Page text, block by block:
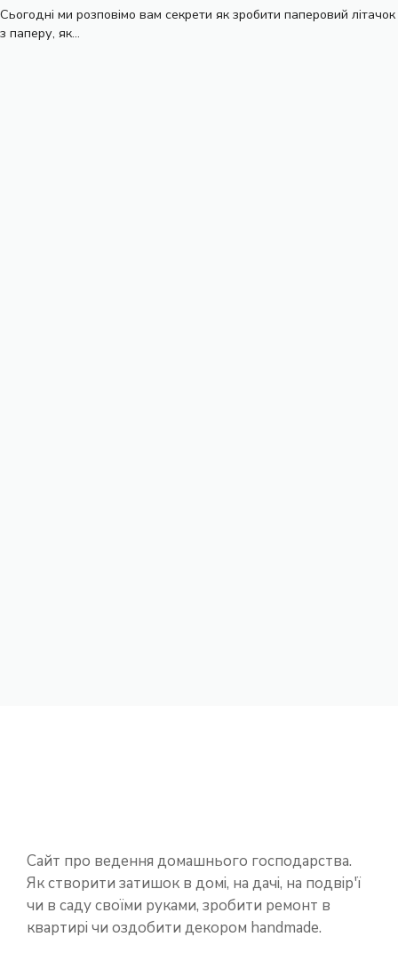
Сайт про ведення домашнього господарства.
Як створити затишок в домі, на дачі, на подвір'ї
чи в саду своїми руками, зробити ремонт в
квартирі чи оздобити декором handmade.